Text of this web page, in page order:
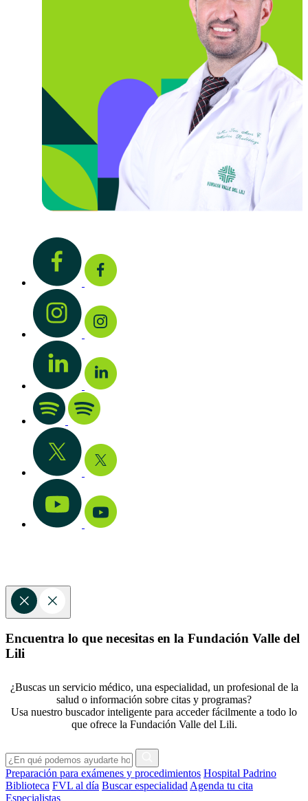
Encuentra lo que necesitas en la Fundación Valle del
Lili
¿Buscas un servicio médico, una especialidad, un profesional de la
salud o información sobre citas y programas?
Usa nuestro buscador inteligente para acceder fácilmente a todo lo
que ofrece la Fundación Valle del Lili.
Preparación para exámenes y procedimientos Hospital Padrino
Biblioteca FVL al día Buscar especialidad Agenda tu cita
Especialistas